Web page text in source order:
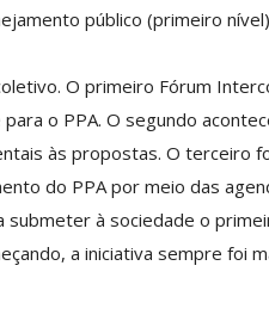
público (primeiro
O primeiro Fórum
o PPA. O segundo
às propostas. O terceiro
do PPA por meio das
à sociedade o
a iniciativa sempre foi